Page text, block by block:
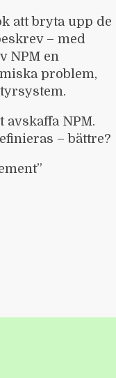
att bryta upp de
– med
NPM en
problem,
NPM.
– bättre?